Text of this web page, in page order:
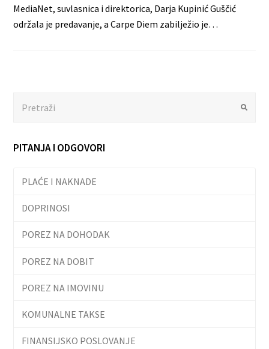
MediaNet, suvlasnica i direktorica, Darja Kupinić Guščić
održala je predavanje, a Carpe Diem zabilježio je…
Submit
PITANJA I ODGOVORI
PLAĆE I NAKNADE
DOPRINOSI
POREZ NA DOHODAK
POREZ NA DOBIT
POREZ NA IMOVINU
KOMUNALNE TAKSE
FINANSIJSKO POSLOVANJE